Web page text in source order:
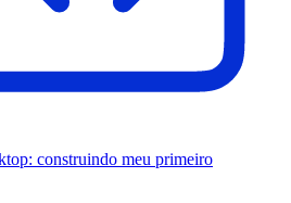
construindo meu primeiro